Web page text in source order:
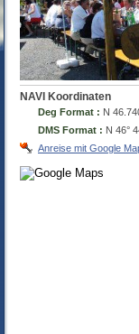
NAVI Koordinaten
Deg Format : N
DMS Format : N 46°
Anreise mit Google